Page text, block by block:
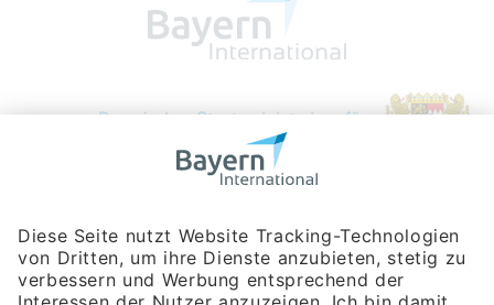
Bayerische Gesellschaft für Internationale
Rosenheimer Str. 143C
81671 München
Tel:+49 180 5949260